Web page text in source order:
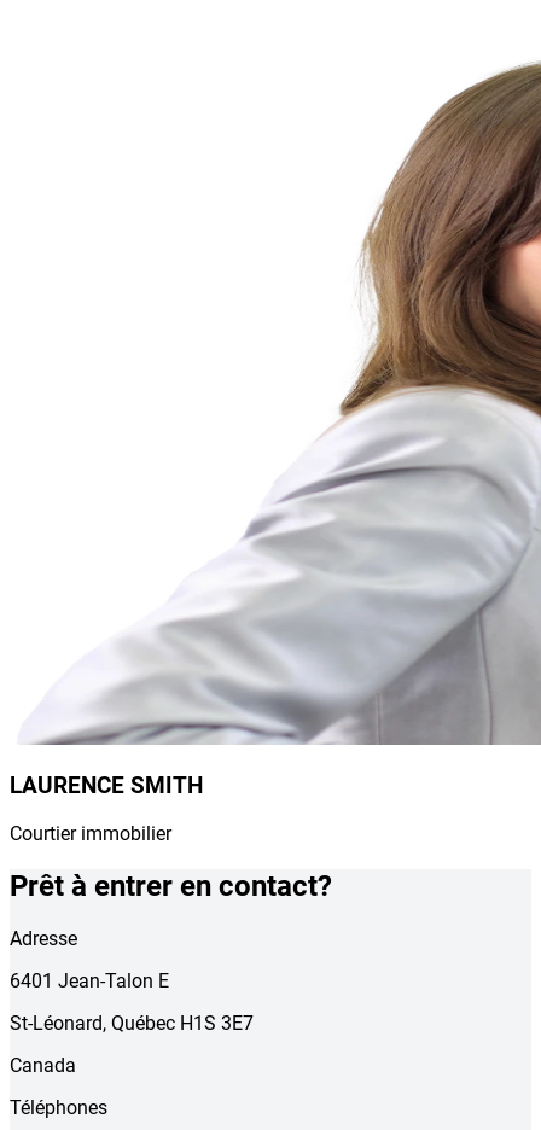
LAURENCE SMITH
Courtier immobilier
Prêt à entrer en contact?
Adresse
6401 Jean-Talon E
St-Léonard, Québec H1S 3E7
Canada
Téléphones